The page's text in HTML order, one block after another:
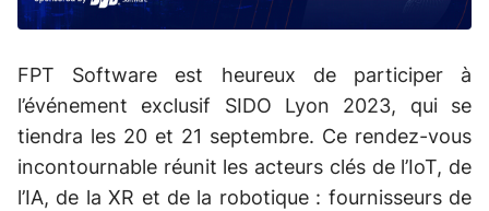
FPT Software est heureux de participer à
l’événement exclusif SIDO Lyon 2023, qui se
tiendra les 20 et 21 septembre. Ce rendez-vous
incontournable réunit les acteurs clés de l’IoT, de
l’IA, de la XR et de la robotique : fournisseurs de